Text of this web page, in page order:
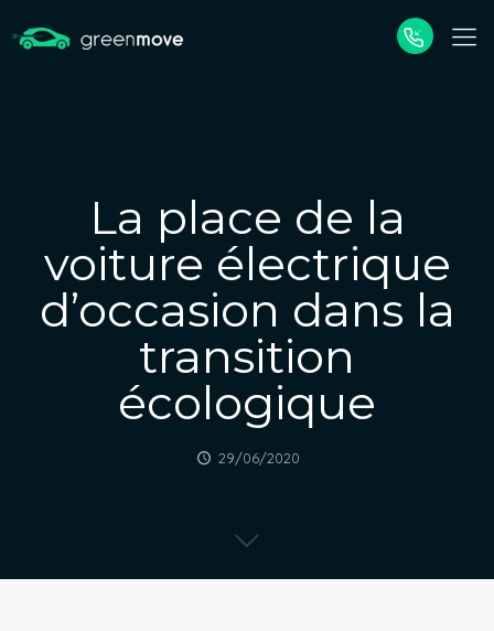
La place de la
voiture électrique
d’occasion dans la
transition
écologique
29/06/2020